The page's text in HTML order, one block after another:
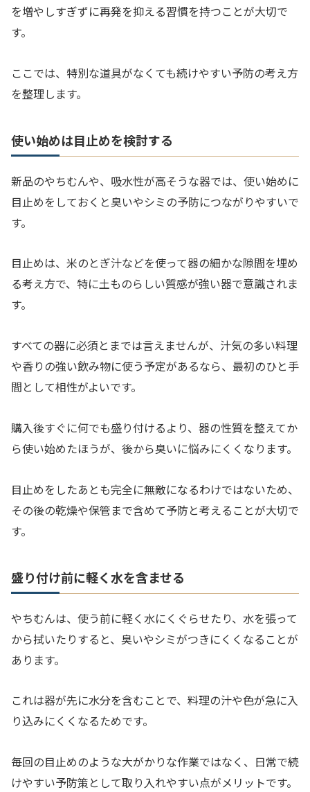
を増やしすぎずに再発を抑える習慣を持つことが大切で
す。
ここでは、特別な道具がなくても続けやすい予防の考え方
を整理します。
使い始めは目止めを検討する
新品のやちむんや、吸水性が高そうな器では、使い始めに
目止めをしておくと臭いやシミの予防につながりやすいで
す。
目止めは、米のとぎ汁などを使って器の細かな隙間を埋め
る考え方で、特に土ものらしい質感が強い器で意識されま
す。
すべての器に必須とまでは言えませんが、汁気の多い料理
や香りの強い飲み物に使う予定があるなら、最初のひと手
間として相性がよいです。
購入後すぐに何でも盛り付けるより、器の性質を整えてか
ら使い始めたほうが、後から臭いに悩みにくくなります。
目止めをしたあとも完全に無敵になるわけではないため、
その後の乾燥や保管まで含めて予防と考えることが大切で
す。
盛り付け前に軽く水を含ませる
やちむんは、使う前に軽く水にくぐらせたり、水を張って
から拭いたりすると、臭いやシミがつきにくくなることが
あります。
これは器が先に水分を含むことで、料理の汁や色が急に入
り込みにくくなるためです。
毎回の目止めのような大がかりな作業ではなく、日常で続
けやすい予防策として取り入れやすい点がメリットです。